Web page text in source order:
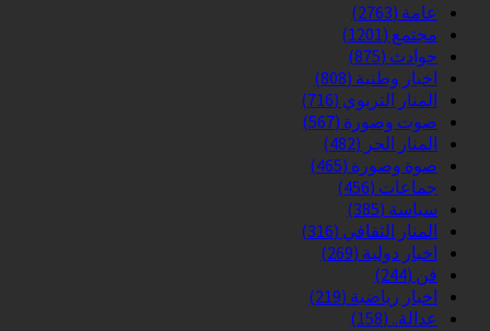
عامة (2763)
مجتمع (1201)
حوادث (875)
اخبار وطنية (808)
المنار التربوي (716)
صوت وصورة (567)
المنار الحر (482)
صوة وصورة (465)
جماعات (456)
سياسة (385)
المنار الثقافي (316)
اخبار دولية (269)
فن (244)
اخبار رياضية (219)
عدالة.. (158)